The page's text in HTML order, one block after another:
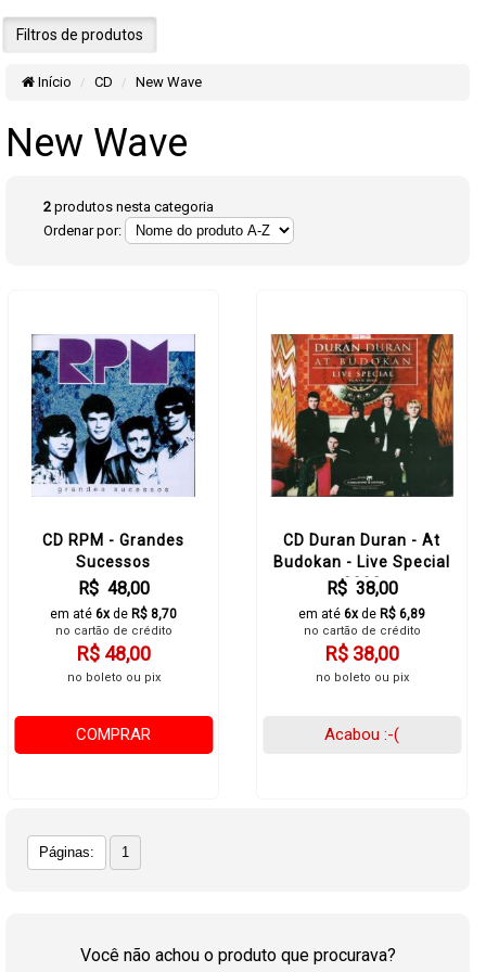
Filtros de produtos
Início CD New Wave
New Wave
2 produtos nesta categoria
Ordenar por:
CD RPM - Grandes
Sucessos
R$ 48,00
em até 6xde R$ 8,70
no cartão de crédito
R$ 48,00
no boleto ou pix
COMPRAR
CD Duran Duran - At
Budokan - Live Special
2003
R$ 38,00
em até 6xde R$ 6,89
no cartão de crédito
R$ 38,00
no boleto ou pix
Acabou :-(
Páginas: 1
Você não achou o produto que procurava?